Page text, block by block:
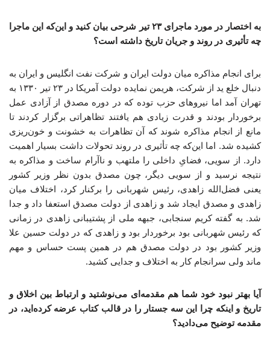
به اختصار در مورد ماجرای۲۳تیر شرحی بیان کنید و این‌که این ماجرا
چه تأثیری در روند و جریان تاریخ داشته است؟
برای انجام مذاکره میان دولت ایران و شرکت نفت انگلیس و ایران به
دنبال خلع ید از شرکت، هریمن نمایده دولت آمریکا در ۲۳ تیر ۱۳۳۰ به
تهران آمد اما نیروهای حزب توده که در دوره مصدق از آزادی عمل
برخوردار بودند و قدرت زیادی هم یافتند تظاهراتی برگزار کردند تا
مانع از انجام مذاکره شوند که آن تظاهرات به خشونت و خون‌ریزی
کشیده شد. اما این‌که چه تأثیری در روند تحولات داشت بسیار اهمیت
دارد. از ‌سویی، فضایِ داخلی را ملتهب و ناآرام ساخت و مذاکره به
نتیجه نرسید و از سویی دیگر، چون مصدق بدون نظر وزیر کشور
یعنی فضل‌الله زاهدی، رئیس شهربانی را برکنار کرد، اختلاف میان
زاهدی و مصدق ایجاد شد و زاهدی از دولت مصدق استعفا داد و جدا
شد. به گفته کریم سنجابی، جبهه ملی از پشتیبانی زاهدی در زمانی
که رئیس شهربانی بود برخوردار بود و زاهدی که در دولت‌ حسین علا
وزیر کشور بود در دولت مصدق هم در همین پست حساس و مهم
ماند ولی سرانجام کار به اختلاف و جدایی کشید.
آیا بهتر نبود خود شما هم مقدمه‌ای می‌نوشتید و ارتباط بین اخلاق و
تاریخ و اینکه چرا این سه جستار را در قالب کتاب عرضه کرده‌اید، در
مقدمه توضیح می‌دادید؟